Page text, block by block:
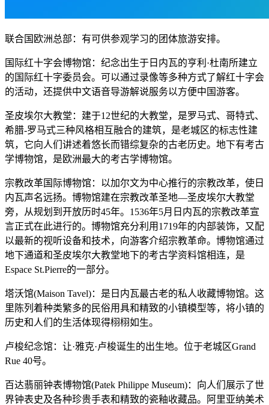
联合国欧洲总部：有可供参观学习的团体旅游安排。
国际红十字会博物馆：纪念出生于日内瓦的亨利·杜南所建立
的国际红十字委员会。可以通过录像等多种方式了解红十字会
的活动，还提供中文语音导游解说服务以方便中国游客。
圣皮埃尔大教堂：建于12世纪的大教堂，是罗马式、哥特式、
希腊-罗马式三种风格相互融合的建筑，是老城区的标志性建
筑，它向人们讲述着悠长而错综复杂的古老历史。地下有考古
学博物馆，是欧洲最大的考古学博物馆。
宗教改革国际博物馆：以加尔文为中心推行的宗教改革，使日
内瓦声名远扬。博物馆建在宗教改革圣地—圣皮埃尔大教堂
旁，从规划到开放历时45年。1536年5月日内瓦的宗教改革宣
言正式在此进行的。博物馆充分利用1719年的内部装饰，又配
以最新的视听设备和技术，向游客介绍宗教革命。博物馆通过
地下通道和圣皮埃尔大教堂地下的考古学资料馆相连，是
Espace St.Pierre的一部分。
塔沃馆(Maison Tavel)：是日内瓦最古老的私人收藏博物馆。这
里陈列着种类繁多的民俗用具和精致的小镇模型等，将小镇的
历史和人们的生活体现得栩栩如生。
卢梭纪念馆：让·雅克·卢梭诞生的出生地。位于老城区Grand
Rue 40号。
百达翡丽钟表博物馆(Patek Philippe Museum)：向人们展示了世
界钟表史及各种珍贵手表和精致的瓷釉收藏品。阿里亚纳美术